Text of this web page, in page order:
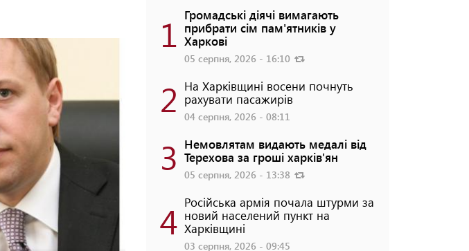
1 Громадські діячі вимагають
прибрати сім пам'ятників у
Харкові
05 серпня, 2026 - 16:10
2 На Харківщині восени почнуть
рахувати пасажирів
04 серпня, 2026 - 08:11
3 Немовлятам видають медалі від
Терехова за гроші харків'ян
05 серпня, 2026 - 13:38
4 Російська армія почала штурми за
новий населений пункт на
Харківщині
03 серпня, 2026 - 09:45